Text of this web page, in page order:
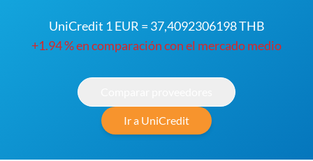
UniCredit 1 EUR = 37,4092306198 THB
+1.94 % en comparación con el mercado medio
Ir a UniCredit